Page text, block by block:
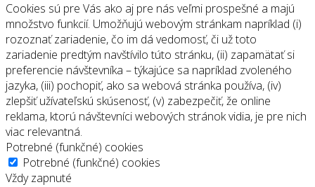
Cookies sú pre Vás ako aj pre nás veľmi prospešné a majú
množstvo funkcií. Umožňujú webovým stránkam napríklad (i)
rozoznať zariadenie, čo im dá vedomosť, či už toto
zariadenie predtým navštívilo túto stránku, (ii) zapamätať si
preferencie návštevníka – týkajúce sa napríklad zvoleného
jazyka, (iii) pochopiť, ako sa webová stránka používa, (iv)
zlepšiť užívateľskú skúsenosť, (v) zabezpečiť, že online
reklama, ktorú návštevníci webových stránok vidia, je pre nich
viac relevantná.
Potrebné (funkčné) cookies
Potrebné (funkčné) cookies
Vždy zapnuté